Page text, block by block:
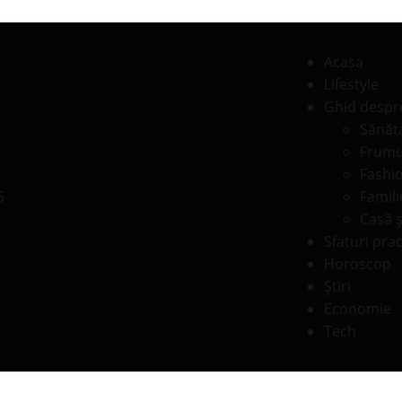
Acasa
Lifestyle
Ghid despre
Fashion
Casă
Sfaturi
Horoscop
Știri